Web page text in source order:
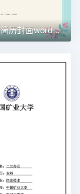
通用封面5 简历封面word模板